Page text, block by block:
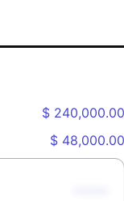
$ 240,000.00
$ 48,000.00